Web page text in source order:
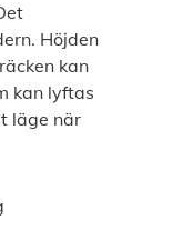
Höjden
kan
kan lyftas
läge när